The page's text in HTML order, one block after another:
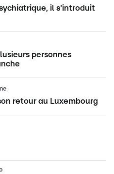
il s'introduit
personnes
retour au Luxembourg